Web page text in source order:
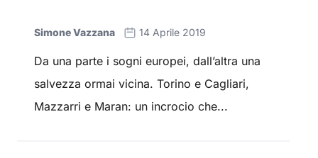
Simone Vazzana 14 Aprile 2019
Da una parte i sogni europei, dall’altra una
salvezza ormai vicina. Torino e Cagliari,
Mazzarri e Maran: un incrocio che...